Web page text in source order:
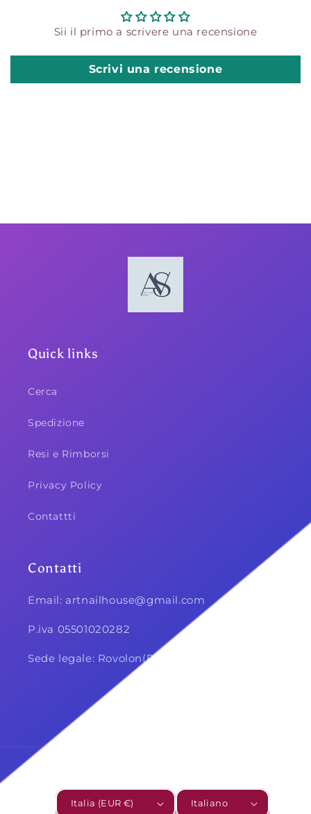
Sii il primo a scrivere una recensione
Scrivi una recensione
Quick links
Cerca
Spedizione
Resi e Rimborsi
Privacy Policy
Contattti
Contatti
Email: artnailhouse@gmail.com
P.iva 05501020282
Sede legale: Rovolon(PD)
Italia (EUR €) Italiano